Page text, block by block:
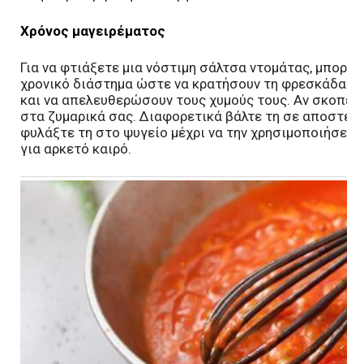
Χρόνος μαγειρέματος
Για να φτιάξετε μια νόστιμη σάλτσα ντομάτας,
χρονικό διάστημα ώστε να κρατήσουν τη
και να απελευθερώσουν τους χυμούς τους. Αν
στα ζυμαρικά σας. Διαφορετικά βάλτε τη σε
φυλάξτε τη στο ψυγείο μέχρι να την
για αρκετό καιρό.